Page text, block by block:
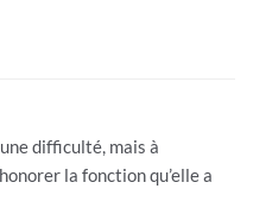
une difficulté, mais à
la fonction qu’elle a